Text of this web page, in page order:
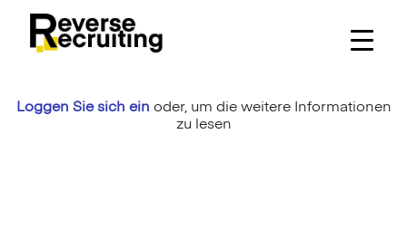
content
Loggen Sie sich ein oder, um die weitere Informationen
zu lesen